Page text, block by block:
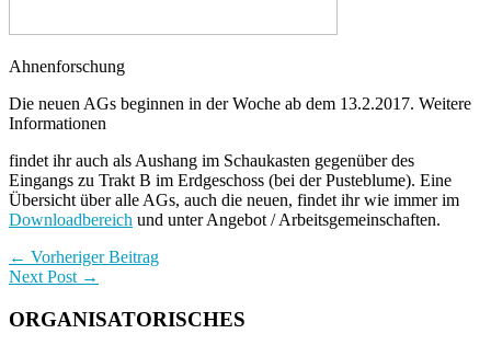
Ahnenforschung
Die neuen AGs beginnen in der Woche ab dem 13.2.2017. Weitere
Informationen
findet ihr auch als Aushang im Schaukasten gegenüber des
Eingangs zu Trakt B im Erdgeschoss (bei der Pusteblume). Eine
Übersicht über alle AGs, auch die neuen, findet ihr wie immer im
Downloadbereich und unter Angebot / Arbeitsgemeinschaften.
← Vorheriger Beitrag
Next Post →
ORGANISATORISCHES